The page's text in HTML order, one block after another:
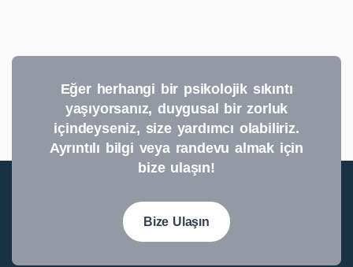
Eğer herhangi bir psikolojik sıkıntı
yaşıyorsanız, duygusal bir zorluk
içindeyseniz, size yardımcı olabiliriz.
Ayrıntılı bilgi veya randevu almak için
bize ulaşın!
Bize Ulaşın